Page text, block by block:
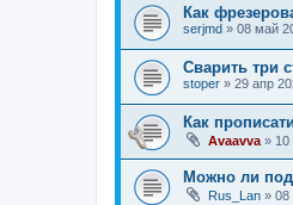
Как
serjmd » 08 май
Сварить три
stoper » 29 апр
Как
Avaavva » 10
Можно ли
Rus_Lan » 08